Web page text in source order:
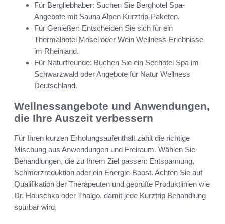
Für Bergliebhaber: Suchen Sie Berghotel Spa-
Angebote mit Sauna Alpen Kurztrip-Paketen.
Für Genießer: Entscheiden Sie sich für ein
Thermalhotel Mosel oder Wein Wellness-Erlebnisse
im Rheinland.
Für Naturfreunde: Buchen Sie ein Seehotel Spa im
Schwarzwald oder Angebote für Natur Wellness
Deutschland.
Wellnessangebote und Anwendungen,
die Ihre Auszeit verbessern
Für Ihren kurzen Erholungsaufenthalt zählt die richtige
Mischung aus Anwendungen und Freiraum. Wählen Sie
Behandlungen, die zu Ihrem Ziel passen: Entspannung,
Schmerzreduktion oder ein Energie-Boost. Achten Sie auf
Qualifikation der Therapeuten und geprüfte Produktlinien wie
Dr. Hauschka oder Thalgo, damit jede Kurztrip Behandlung
spürbar wird.